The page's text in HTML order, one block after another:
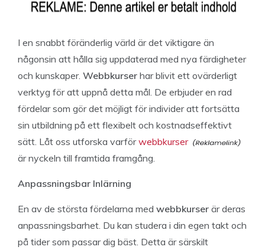
I en snabbt föränderlig värld är det viktigare än
någonsin att hålla sig uppdaterad med nya färdigheter
och kunskaper. Webbkurser har blivit ett ovärderligt
verktyg för att uppnå detta mål. De erbjuder en rad
fördelar som gör det möjligt för individer att fortsätta
sin utbildning på ett flexibelt och kostnadseffektivt
sätt. Låt oss utforska varförwebbkurser
är nyckeln till framtida framgång.
Anpassningsbar Inlärning
En av de största fördelarna med webbkurser är deras
anpassningsbarhet. Du kan studera i din egen takt och
på tider som passar dig bäst. Detta är särskilt